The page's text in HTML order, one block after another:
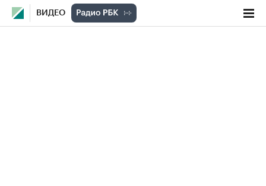
ВИДЕО